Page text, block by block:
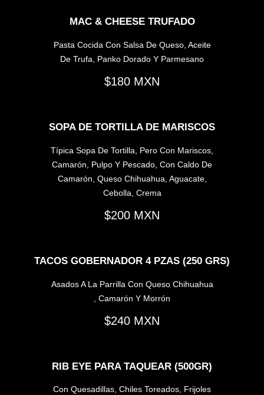
MAC & CHEESE TRUFADO
Pasta Cocida Con Salsa De Queso, Aceite
De Trufa, Panko Dorado Y Parmesano
180
SOPA DE TORTILLA DE MARISCOS
Típica Sopa De Tortilla, Pero Con Mariscos,
Camarón, Pulpo Y Pescado, Con Caldo De
Camarón, Queso Chihuahua, Aguacate,
Cebolla, Crema
200
TACOS GOBERNADOR 4 PZAS (250 GRS)
Asados A La Parrilla Con Queso Chihuahua
, Camarón Y Morrón
240
RIB EYE PARA TAQUEAR (500GR)
Con Quesadillas, Chiles Toreados, Frijoles